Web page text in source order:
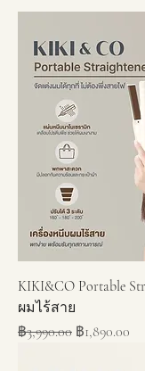
KIKI&CO Portable
ผมไร้สาย
ราคาปกติ
฿3,990.00 ราคาขายลด
฿1,890.00